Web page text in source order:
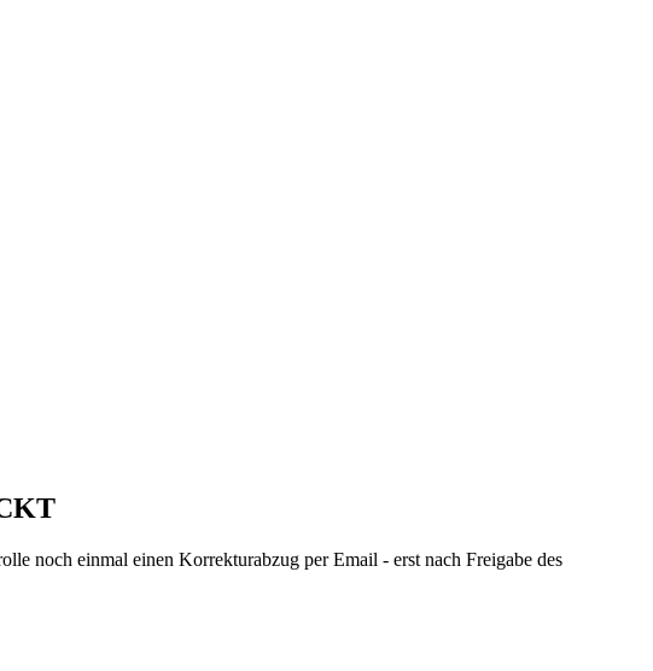
noch einmal einen Korrekturabzug per Email - erst nach Freigabe des